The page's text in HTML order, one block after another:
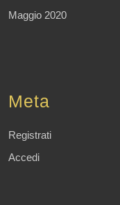
Maggio 2020
Meta
Registrati
Accedi